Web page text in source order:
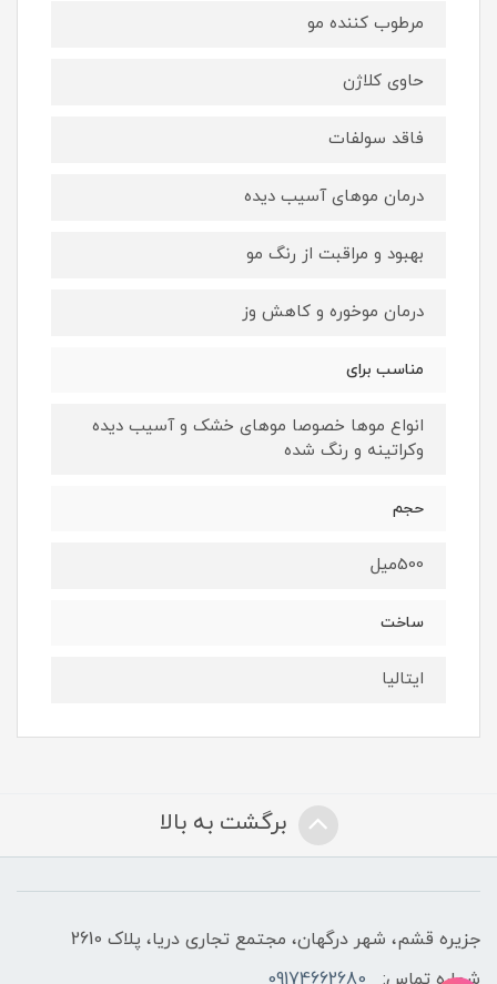
مرطوب کننده مو
حاوی کلاژن
فاقد سولفات
درمان موهای آسیب دیده
بهبود و مراقبت از رنگ مو
درمان موخوره و کاهش وز
مناسب برای
انواع موها خصوصا موهای خشک و آسیب دیده
وکراتینه و رنگ شده
حجم
500میل
ساخت
ایتالیا
برگشت به بالا
جزیره قشم، شهر درگهان، مجتمع تجاری دریا، پلاک 2610